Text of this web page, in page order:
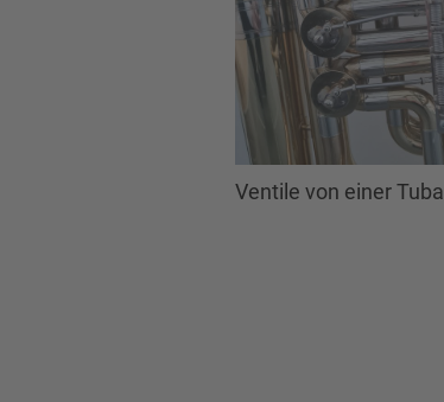
Ventile von einer Tuba